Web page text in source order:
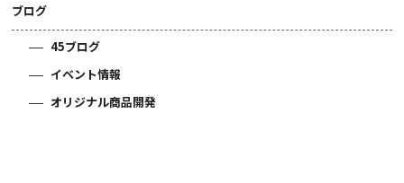
ブログ
45ブログ
イベント情報
オリジナル商品開発